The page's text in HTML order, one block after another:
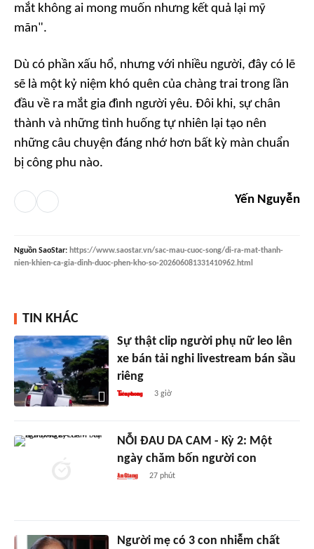
mắt không ai mong muốn nhưng kết quả lại mỹ
mãn".
Dù có phần xấu hổ, nhưng với nhiều người, đây có lẽ
sẽ là một kỷ niệm khó quên của chàng trai trong lần
đầu về ra mắt gia đình người yêu. Đôi khi, sự chân
thành và những tình huống tự nhiên lại tạo nên
những câu chuyện đáng nhớ hơn bất kỳ màn chuẩn
bị công phu nào.
Yến Nguyễn
Nguồn SaoStar: https://www.saostar.vn/sac-mau-cuoc-song/di-ra-mat-thanh-
nien-khien-ca-gia-dinh-duoc-phen-kho-so-202606081331410962.html
TIN KHÁC
Sự thật clip người phụ nữ leo lên
xe bán tải nghi livestream bán sầu
riêng
3 giờ
NỖI ĐAU DA CAM - Kỳ 2: Một
ngày chăm bốn người con
27 phút
Người mẹ có 3 con nhiễm chất